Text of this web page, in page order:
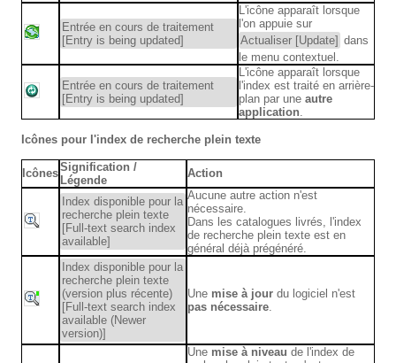
Entrée en cours de traitement
[Entry is being updated]
L'icône apparaît lorsque
l'on appuie sur
Actualiser [Update] dans
le menu contextuel.
Entrée en cours de traitement
[Entry is being updated]
L'icône apparaît lorsque
l'index est traité en arrière-
plan par une autre
application.
Icônes pour l'index de recherche plein texte
IcônesSignification /
Légende
Action
Index disponible pour la
recherche plein texte
[Full-text search index
available]
Aucune autre action n'est
nécessaire.
Dans les catalogues livrés, l'index
de recherche plein texte est en
général déjà prégénéré.
Index disponible pour la
recherche plein texte
(version plus récente)
[Full-text search index
available (Newer
version)]
Une mise à jour du logiciel n'est
pas nécessaire.
Une mise à niveau de l'index de